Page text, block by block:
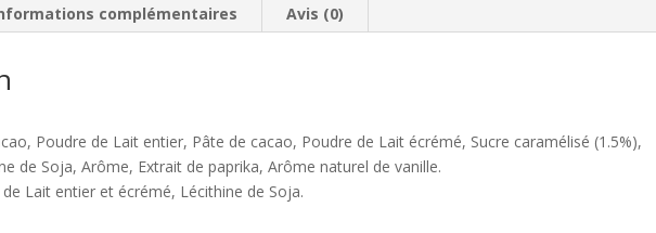
complémentaires Avis (0)
Poudre de Lait entier, Pâte de cacao, Poudre de Lait écrémé, Sucre caramélisé (1.5%),
de Soja, Arôme, Extrait de paprika, Arôme naturel de vanille.
Lait entier et écrémé, Lécithine de Soja.